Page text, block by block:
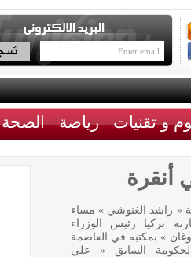
و تقنيات رياضة الصحة
أنقرة
« راشد الغنوشي » مساء
تركيا رئيس الوزراء
» بمكتبه في العاصمة
السابق « علي